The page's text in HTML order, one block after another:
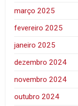
março 2025
fevereiro 2025
janeiro 2025
dezembro 2024
novembro 2024
outubro 2024